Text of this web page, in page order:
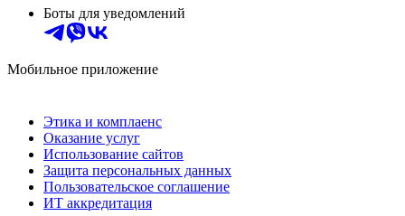
Боты для уведомлений
Мобильное приложение
Этика и комплаенс
Оказание услуг
Использование сайтов
Защита персональных данных
Пользовательское соглашение
ИТ аккредитация